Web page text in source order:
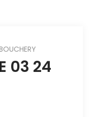
03 24